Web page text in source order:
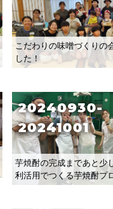
こだわりの味噌づくりの
した！
20240930-
20241001
芋焼酎の完成まであと少
利活用でつくる芋焼酎プ